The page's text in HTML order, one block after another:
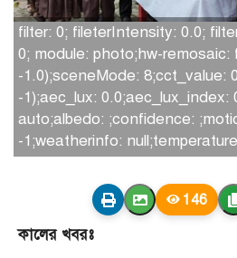
filter: 0; fileterIntensity: 0.0;
0; module: photo;hw-remosaic:
-1.0);sceneMode: 8;cct_value:
-1);aec_lux: 0.0;aec_lux_index:
auto;albedo: ;confidence:
-1;weatherinfo:
146
কালের খবরঃ